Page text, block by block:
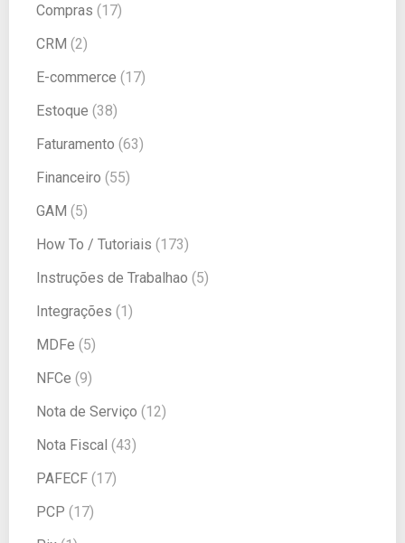
Compras (17)
CRM (2)
E-commerce (17)
Estoque (38)
Faturamento (63)
Financeiro (55)
GAM (5)
How To / Tutoriais (173)
Instruções de Trabalhao (5)
Integrações (1)
MDFe (5)
NFCe (9)
Nota de Serviço (12)
Nota Fiscal (43)
PAFECF (17)
PCP (17)